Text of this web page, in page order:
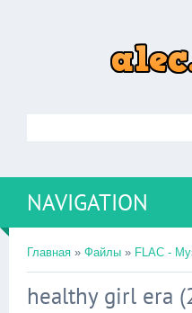
NAVIGATION
Главная » Файлы » FLAC -
healthy girl era